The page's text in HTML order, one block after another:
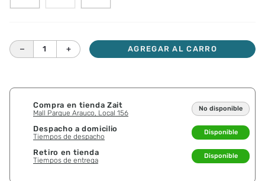
＋
－ AGREGAR AL CARRO
Compra en tienda Zait
Mall Parque Arauco, Local 156
No disponible
Despacho a domicilio
Tiempos de despacho
Disponible
Retiro en tienda
Tiempos de entrega
Disponible